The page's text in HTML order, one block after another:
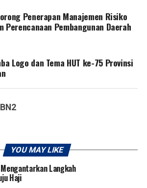
Penerapan Manajemen Risiko
Perencanaan Pembangunan Daerah
Logo dan Tema HUT ke-75 Provinsi
YOU MAY LIKE
Langkah
Haji